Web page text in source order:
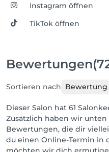
Instagram öffnen
TikTok öffnen
Bewertungen
Sortieren nach Bewertung
Dieser Salon hat 61
Zusätzlich haben wir
Bewertungen, die dir
du einen Online-Termin in